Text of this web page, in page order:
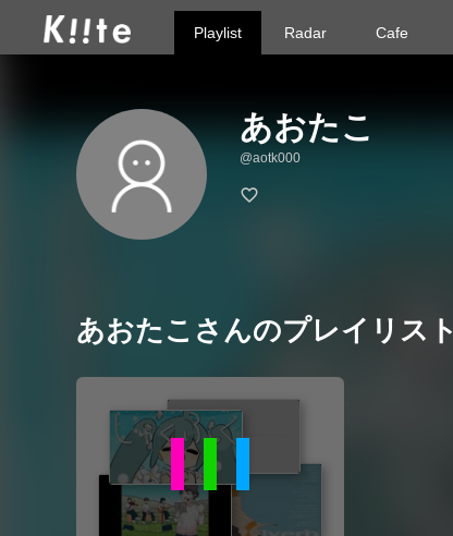
Playlist Radar Cafe
あおたこ
@aotk000
あおたこさんのプレイリスト